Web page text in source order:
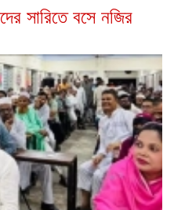
সারিতে বসে নজির